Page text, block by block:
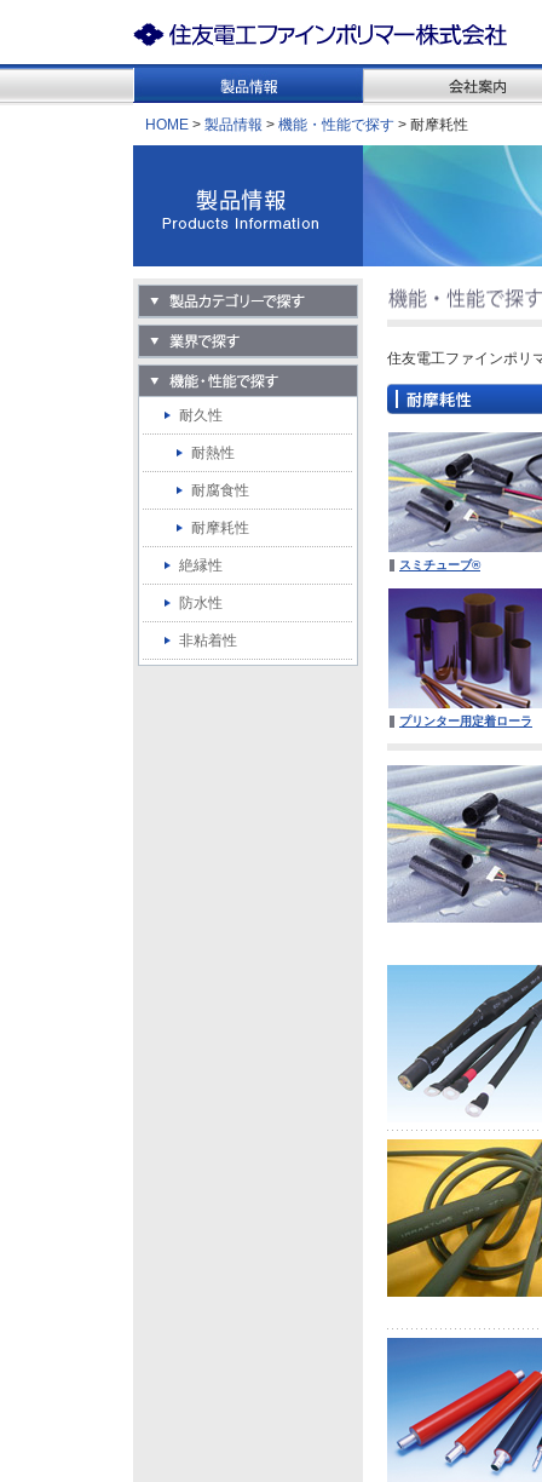
HOME > 製品情報 > 機能・性能で探す > 耐摩耗性
住友電工ファインポリ
スミチューブ®
プリンター用定着ローラ
耐久性
耐熱性
耐腐食性
耐摩耗性
絶縁性
防水性
非粘着性